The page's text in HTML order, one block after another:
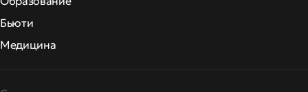
Бьюти
Медицина